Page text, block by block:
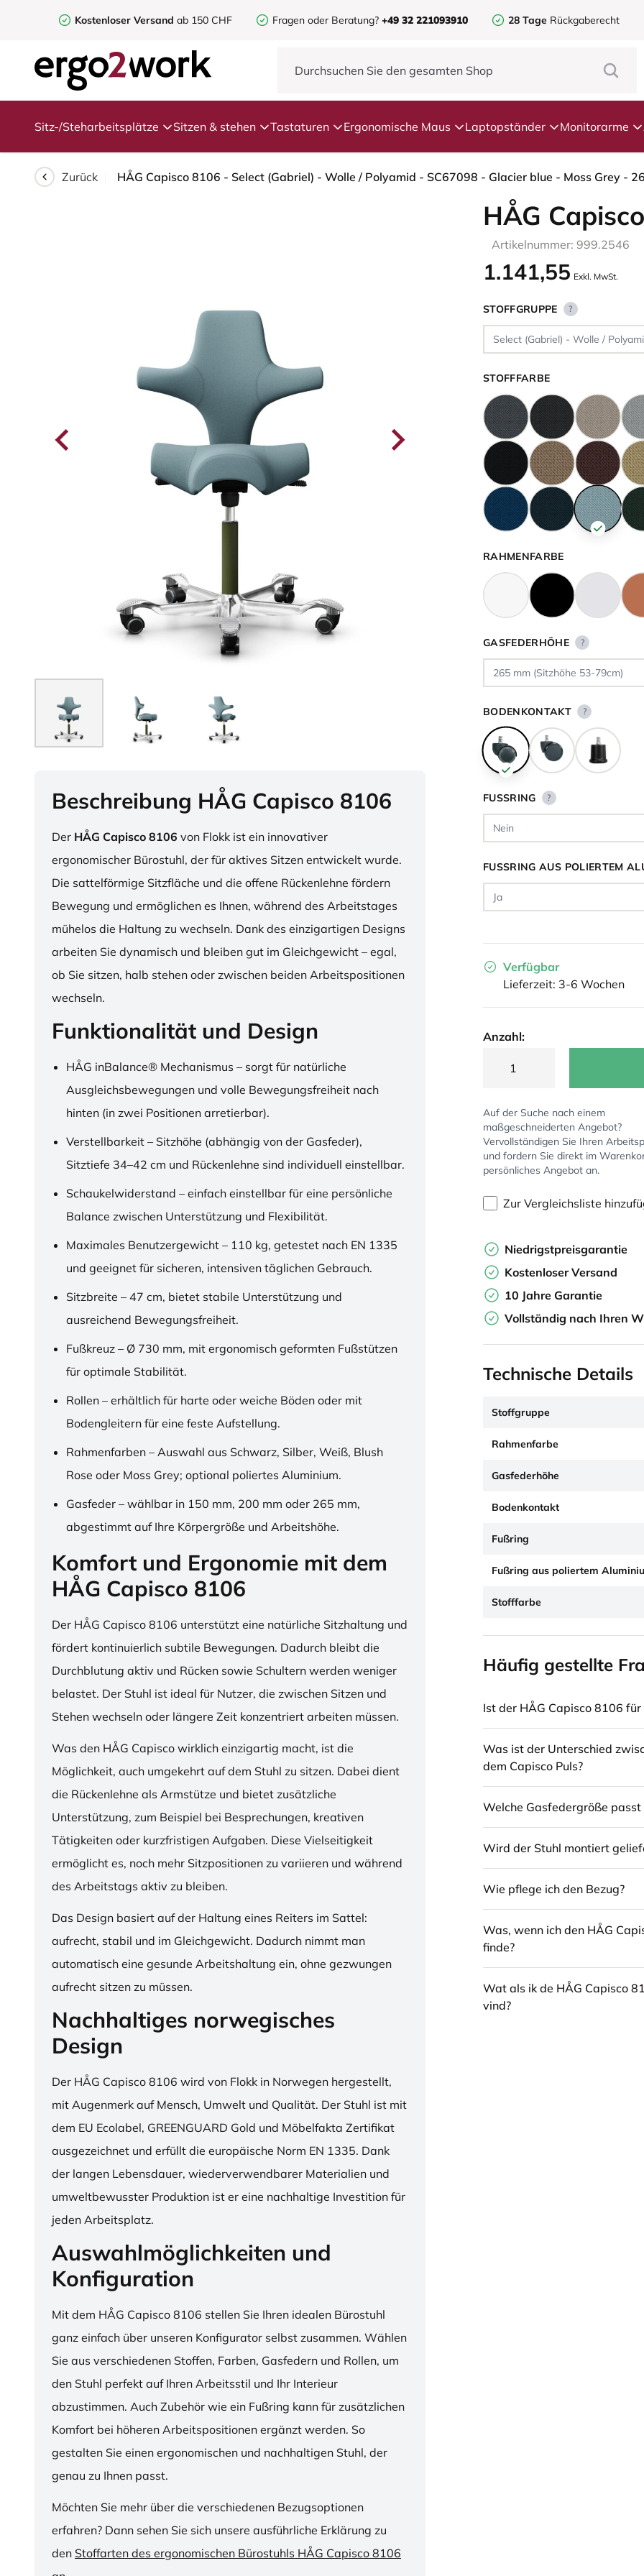
Kostenloser Versand ab 150 CHF Fragen oder Beratung? +49 32 221093910 28 Tage Rückgaberecht
Sitz-/Steharbeitsplätze Sitzen & stehen Tastaturen Ergonomische Maus Laptopständer Monitorarme
Zurück
Beschreibung HÅG Capisco 8106
Der HÅG Capisco 8106 von Flokk ist ein innovativer
ergonomischer Bürostuhl, der für aktives Sitzen entwickelt wurde.
Die sattelförmige Sitzfläche und die offene Rückenlehne fördern
Bewegung und ermöglichen es Ihnen, während des Arbeitstages
mühelos die Haltung zu wechseln. Dank des einzigartigen Designs
arbeiten Sie dynamisch und bleiben gut im Gleichgewicht – egal,
ob Sie sitzen, halb stehen oder zwischen beiden Arbeitspositionen
wechseln.
Funktionalität und Design
HÅG inBalance® Mechanismus – sorgt für natürliche
Ausgleichsbewegungen und volle Bewegungsfreiheit nach
hinten (in zwei Positionen arretierbar).
Verstellbarkeit – Sitzhöhe (abhängig von der Gasfeder),
Sitztiefe 34–42 cm und Rückenlehne sind individuell einstellbar.
Schaukelwiderstand – einfach einstellbar für eine persönliche
Balance zwischen Unterstützung und Flexibilität.
Maximales Benutzergewicht – 110 kg, getestet nach EN 1335
und geeignet für sicheren, intensiven täglichen Gebrauch.
Sitzbreite – 47 cm, bietet stabile Unterstützung und
ausreichend Bewegungsfreiheit.
Fußkreuz – Ø 730 mm, mit ergonomisch geformten Fußstützen
für optimale Stabilität.
Rollen – erhältlich für harte oder weiche Böden oder mit
Bodengleitern für eine feste Aufstellung.
Rahmenfarben – Auswahl aus Schwarz, Silber, Weiß, Blush
Rose oder Moss Grey; optional poliertes Aluminium.
Gasfeder – wählbar in 150 mm, 200 mm oder 265 mm,
abgestimmt auf Ihre Körpergröße und Arbeitshöhe.
Komfort und Ergonomie mit dem
HÅG Capisco 8106
Der HÅG Capisco 8106 unterstützt eine natürliche Sitzhaltung und
fördert kontinuierlich subtile Bewegungen. Dadurch bleibt die
Durchblutung aktiv und Rücken sowie Schultern werden weniger
belastet. Der Stuhl ist ideal für Nutzer, die zwischen Sitzen und
Stehen wechseln oder längere Zeit konzentriert arbeiten müssen.
Was den HÅG Capisco wirklich einzigartig macht, ist die
Möglichkeit, auch umgekehrt auf dem Stuhl zu sitzen. Dabei dient
die Rückenlehne als Armstütze und bietet zusätzliche
Unterstützung, zum Beispiel bei Besprechungen, kreativen
Tätigkeiten oder kurzfristigen Aufgaben. Diese Vielseitigkeit
ermöglicht es, noch mehr Sitzpositionen zu variieren und während
des Arbeitstags aktiv zu bleiben.
Das Design basiert auf der Haltung eines Reiters im Sattel:
aufrecht, stabil und im Gleichgewicht. Dadurch nimmt man
automatisch eine gesunde Arbeitshaltung ein, ohne gezwungen
aufrecht sitzen zu müssen.
Nachhaltiges norwegisches
Design
Der HÅG Capisco 8106 wird von Flokk in Norwegen hergestellt,
mit Augenmerk auf Mensch, Umwelt und Qualität. Der Stuhl ist mit
dem EU Ecolabel, GREENGUARD Gold und Möbelfakta Zertifikat
ausgezeichnet und erfüllt die europäische Norm EN 1335. Dank
der langen Lebensdauer, wiederverwendbarer Materialien und
umweltbewusster Produktion ist er eine nachhaltige Investition für
jeden Arbeitsplatz.
Auswahlmöglichkeiten und
Konfiguration
Mit dem HÅG Capisco 8106 stellen Sie Ihren idealen Bürostuhl
ganz einfach über unseren Konfigurator selbst zusammen. Wählen
Sie aus verschiedenen Stoffen, Farben, Gasfedern und Rollen, um
den Stuhl perfekt auf Ihren Arbeitsstil und Ihr Interieur
abzustimmen. Auch Zubehör wie ein Fußring kann für zusätzlichen
Komfort bei höheren Arbeitspositionen ergänzt werden. So
gestalten Sie einen ergonomischen und nachhaltigen Stuhl, der
genau zu Ihnen passt.
Möchten Sie mehr über die verschiedenen Bezugsoptionen
erfahren? Dann sehen Sie sich unsere ausführliche Erklärung zu
den Stoffarten des ergonomischen Bürostuhls HÅG Capisco 8106
HÅG
Artikelnummer: 999.2546
1.141,55 Exkl. MwSt.
STOFFGRUPPE ?
STOFFFARBE
RAHMENFARBE
GASFEDERHÖHE ?
BODENKONTAKT ?
FUSSRING ?
FUSSRING AUS POLIERTEM
Verfügbar
Lieferzeit: 3-6 Wochen
Anzahl:
Auf der Suche nach einem
maßgeschneiderten Angebot?
Vervollständigen Sie Ihren
und fordern Sie direkt im
persönliches Angebot an.
Zur Vergleichsliste
Niedrigstpreisgarantie
Kostenloser Versand
10 Jahre Garantie
Vollständig nach Ihren
Technische Details
Stoffgruppe
Rahmenfarbe
Gasfederhöhe
Bodenkontakt
Fußring
Fußring aus poliertem
Stofffarbe
Häufig gestellte
Ist der HÅG Capisco 8106
Was ist der Unterschied
dem Capisco Puls?
Welche Gasfedergröße passt
Wird der Stuhl montiert
Wie pflege ich den Bezug?
Was, wenn ich den HÅG
finde?
Wat als ik de HÅG Capisco
vind?